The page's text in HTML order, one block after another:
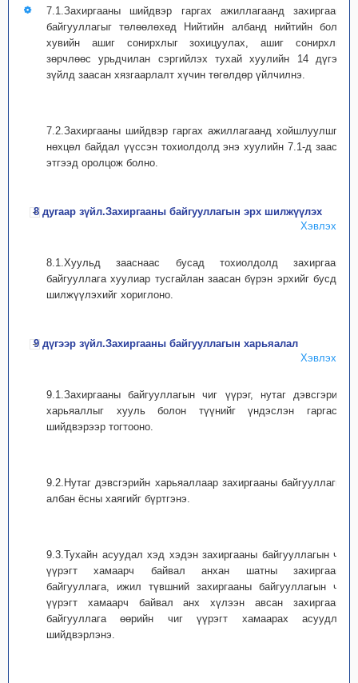
7.1.Захиргааны шийдвэр гаргах ажиллагаанд захиргааны
байгууллагыг төлөөлөхөд Нийтийн албанд нийтийн болон
хувийн ашиг сонирхлыг зохицуулах, ашиг сонирхлын
зөрчлөөс урьдчилан сэргийлэх тухай хуулийн 14 дүгээр
зүйлд заасан хязгаарлалт хүчин төгөлдөр үйлчилнэ.
7.2.Захиргааны шийдвэр гаргах ажиллагаанд хойшлуулшгүй
нөхцөл байдал үүссэн тохиолдолд энэ хуулийн 7.1-д заасан
этгээд оролцож болно.
8 дугаар зүйл.Захиргааны байгууллагын эрх шилжүүлэх
Хэвлэх
8.1.Хуульд зааснаас бусад тохиолдолд захиргааны
байгууллага хуулиар тусгайлан заасан бүрэн эрхийг бусдад
шилжүүлэхийг хориглоно.
9 дүгээр зүйл.Захиргааны байгууллагын харьяалал
Хэвлэх
9.1.Захиргааны байгууллагын чиг үүрэг, нутаг дэвсгэрийн
харьяаллыг хууль болон түүнийг үндэслэн гаргасан
шийдвэрээр тогтооно.
9.2.Нутаг дэвсгэрийн харьяаллаар захиргааны байгууллагын
албан ёсны хаягийг бүртгэнэ.
9.3.Тухайн асуудал хэд хэдэн захиргааны байгууллагын чиг
үүрэгт хамаарч байвал анхан шатны захиргааны
байгууллага, ижил түвшний захиргааны байгууллагын чиг
үүрэгт хамаарч байвал анх хүлээн авсан захиргааны
байгууллага өөрийн чиг үүрэгт хамаарах асуудлыг
шийдвэрлэнэ.